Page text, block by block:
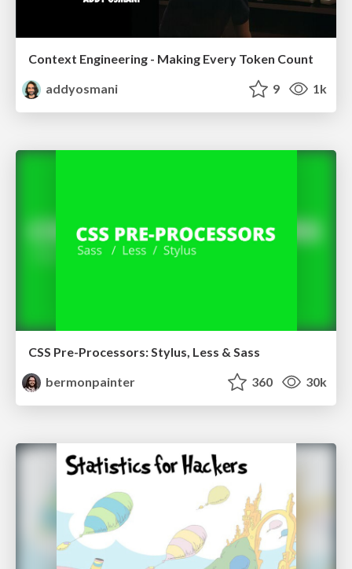
Context Engineering - Making Every Token Count
addyosmani
9 1k
CSS Pre-Processors: Stylus, Less & Sass
bermonpainter
360 30k